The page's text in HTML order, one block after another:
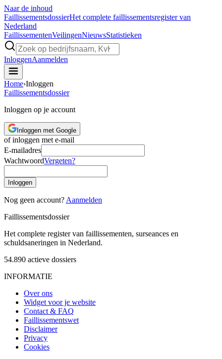
Naar de inhoud
FaillissementsdossierHet complete faillissementsregister van
Nederland
FaillissementenVeilingenNieuwsStatistieken
InloggenAanmelden
Home›Inloggen
Faillissementsdossier
Inloggen op je account
Inloggen met Google
of inloggen met e-mail
E-mailadres
WachtwoordVergeten?
Inloggen
Nog geen account? Aanmelden
Faillissementsdossier
Het complete register van faillissementen, surseances en
schuldsaneringen in Nederland.
54.890 actieve dossiers
INFORMATIE
Over ons
Widget voor je website
Contact & FAQ
Faillissementswet
Disclaimer
Privacy
Cookies